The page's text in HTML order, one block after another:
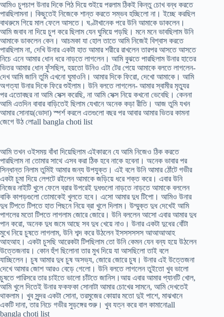
আমিও চুপচাপ উনার দিকে পিঠ দিয়ে শুইয়ে পরলাম ঠিকই কিন্তু চোখ বন্ধ করতে
পারছিলামনা। কিছুতেই নিজেকে শান্ত করতে সম্ভব হচ্ছিলো না। ইচ্ছে করছিল
বাথরুমে গিয়ে মাল ফেলে আসতে। ঘণ্টাখানেক পরে উনি আমাকে ডাকলেন।
আমি জবাব না দিয়ে চুপ করে ছিলাম যেন ঘুমিয়ে পড়ছি। মনে মনে ভাবছিলাম উনি
আমাকে ডাকলেন কেন। আচমকা যা হোল তাতে আমি নিজেই বিশ্বাস করতে
পারছিলাম না, দেখি উনার একটা হাত আমার শরীরে রাখলেন তারপর আসতে আসতে
নিচে এনে আমার ধোন ধরে নাড়তে লাগলেন। আমি বুঝতে পারছিলাম উনার হাতের
ভিতর আমার ধোন ফুঁসছিল, হয়তো উনিও এটা টের পেয়ে আমাকে বলতে লাগলেন-
দেখ আমি জানি তুমি এখনো ঘুমাওনি। আমার দিকে ফিরো, দেখো আমাকে। আমি
অগত্যা উনার দিকে ফিরে শুইলাম। উনি বলতে লাগলেন- আমার স্বামীর মৃত্যুর
পর এতোবছর না আমি সেক্স করেছি, না আমি সেক্স নিয়ে কখনো ভেবেছি। কেননা
আমি এতদিন বাবার বাড়িতেই ছিলাম যেখানে অনেক কড়া রীতি। আজ তুমি যখন
আমার সোনায়(ভোদা) স্পর্শ করলে এতগুলো বছর পর আবার আমার ভিতর কামনা
জেগে উঠ লোall bangla choti list
আমি তখন ওইসময় বাঁধা দিয়েছিলাম এইকারনে যে আমি নিজেও ঠিক করতে
পারছিলাম না তোমার সাথে এসব করা ঠিক হবে নাকে হবেনা। অনেক ভাবার পর
সিন্ধান্ত নিলাম তুমিই আমার জন্য উপযুক্ত। এই বলে উনি আমার ঠোঁটে গভীর
একটা চুমা দিয়ে লেপটে রইলেন আমাকে জড়িয়ে ধরে শক্ত করে। এবার উনি
নিজের নাইটি খুলে ফেলে ব্রার উপরেই দুধগুলো নাড়তে নাড়তে আমাকে বললেন
বাকি কাপড়গুলো তোমাকেই খুলতে হবে। এসো আমার দুধ টিপো। আমিও উনার
দুধ টিপতে টিপতে হাত পিছনে নিয়ে ব্রা খুলে দিলাম। উম্মুক্ত দুধ দেখেই আমি
পাগলের মতো টিপতে লাগলাম জোরে জোরে। উনি বললেন আসো এবার আমার দুধ
পান করো, অনেক দুধ জমে আছে সব দুধ খেয়ে নাও। উনার একটা দুধের বোঁটা
মুখে নিয়ে চুষতে লাগলাম, উনি শব্দ করে উঠলেন ইসসসসসস আআআআহ
আহআহ। একটা চুসছি আরেকটা টিপছিলাম তো উনি কেমন যেন বন্য হয়ে উঠলেন
উত্তেজনায়। কোন হুঁশ ছিলোনা তার মুখ দিয়ে যা আসছিলো তাই বলে
যাচ্ছিলেন। চুষ আমার দুধ চুষ অসভ্য, জোরে জোরে চুষ। উনার এই উত্তেজনা
দেখে আমার জোশ আরও বেড়ে গেলো। উনি বলতে লাগলেন তুইতো খুব ভালো
চুষতে পারিসরে তার চাইতে ভালো চাঁটতে জানিস।আয় এবার আমার প্যানটি খোল,
আমি খুলে দিতেই উনার ফকফকা সোনাটা আমার চোখের সামনে, আমি দেখতেই
থাকলাম। খুব সুন্দর একটা সোনা, তরমুজের কোয়ার মতো দুই পাশে, মাঝখানে
একটি দানা, তার নিচে গভীর সুড়ঙ্গের শুরু। খুব যত্ন করে বাল কামানোall
bangla choti list